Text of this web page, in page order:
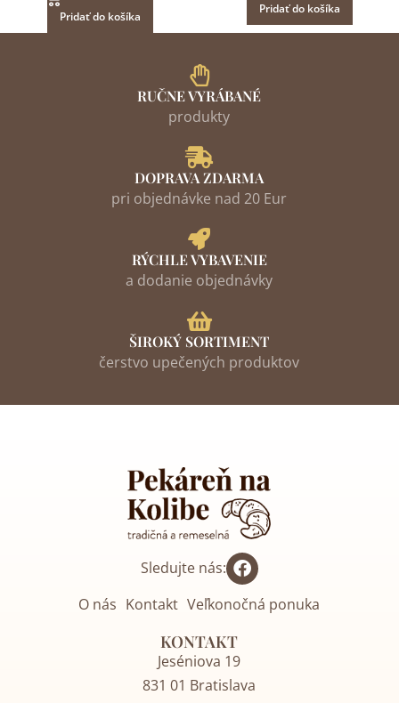
Pridať do košíka
Pridať do košíka
RUČNE VYRÁBANÉ
produkty
DOPRAVA ZDARMA
pri objednávke nad 20 Eur
RÝCHLE VYBAVENIE
a dodanie objednávky
ŠIROKÝ SORTIMENT
čerstvo upečených produktov
Sledujte nás:
O nás Kontakt Veľkonočná ponuka
KONTAKT
Jeséniova 19
831 01 Bratislava